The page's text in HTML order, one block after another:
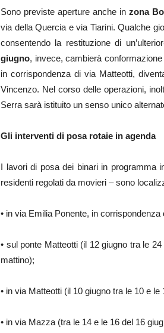
Sono previste aperture anche inzona
via della Quercia e via Tiarini. Qualche
consentendo la restituzione di
giugno, invece, cambierà
in corrispondenza di via Matteotti,
Vincenzo. Nel corso delle operazioni,
Serra sarà istituito un senso unico
Gli interventi di posa rotaie in agenda
I lavori di posa dei binari in programma
residenti regolati da movieri – sono
• in via Emilia Ponente, in corrispondenza
• sul ponte Matteotti (il 12 giugno tra le
mattino);
• in via Matteotti (il 10 giugno tra le 10 e
• in via Mazza (tra le 14 e le 16 del 16